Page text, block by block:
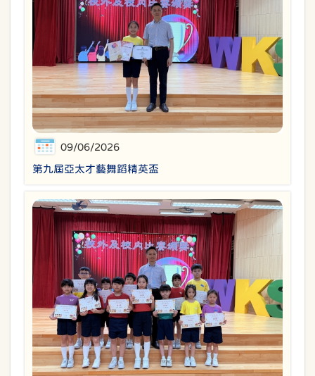
09/06/2026
第九屆亞太才藝舞蹈精英盃